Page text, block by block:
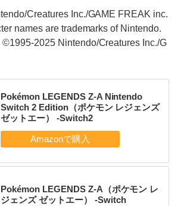
Creatures Inc./GAME FREAK inc.
names are trademarks of Nintendo.
2025 Nintendo/Creatures Inc./G
Pokémon LEGENDS Z-A Nintendo
Switch 2 Edition（ポケモン レジェンズ
ゼットエー） -Switch2
Pokémon LEGENDS Z-A（ポケモン レ
ジェンズ ゼットエー） -Switch